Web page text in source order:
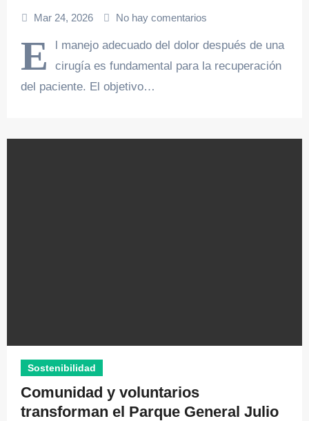
Mar 24, 2026 No hay comentarios
E
l manejo adecuado del dolor después de una
cirugía es fundamental para la recuperación
del paciente. El objetivo…
Sostenibilidad
Comunidad y voluntarios
transforman el Parque General Julio